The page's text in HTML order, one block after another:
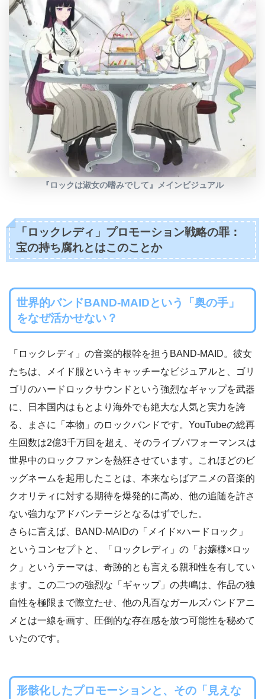
『ロックは淑女の嗜みでして』メインビジュアル
「ロックレディ」プロモーション戦略の罪：
宝の持ち腐れとはこのことか
世界的バンドBAND-MAIDという「奥の手」
をなぜ活かせない？
「ロックレディ」の音楽的根幹を担うBAND-MAID。彼女
たちは、メイド服というキャッチーなビジュアルと、ゴリ
ゴリのハードロックサウンドという強烈なギャップを武器
に、日本国内はもとより海外でも絶大な人気と実力を誇
る、まさに「本物」のロックバンドです。YouTubeの総再
生回数は2億3千万回を超え、そのライブパフォーマンスは
世界中のロックファンを熱狂させています。これほどのビ
ッグネームを起用したことは、本来ならばアニメの音楽的
クオリティに対する期待を爆発的に高め、他の追随を許さ
ない強力なアドバンテージとなるはずでした。
さらに言えば、BAND-MAIDの「メイド×ハードロック」
というコンセプトと、「ロックレディ」の「お嬢様×ロッ
ク」というテーマは、奇跡的とも言える親和性を有してい
ます。この二つの強烈な「ギャップ」の共鳴は、作品の独
自性を極限まで際立たせ、他の凡百なガールズバンドアニ
メとは一線を画す、圧倒的な存在感を放つ可能性を秘めて
いたのです。
形骸化したプロモーションと、その「見えな